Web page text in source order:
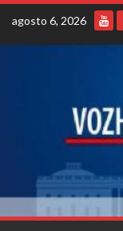
Skip
content
agosto 6, 2026